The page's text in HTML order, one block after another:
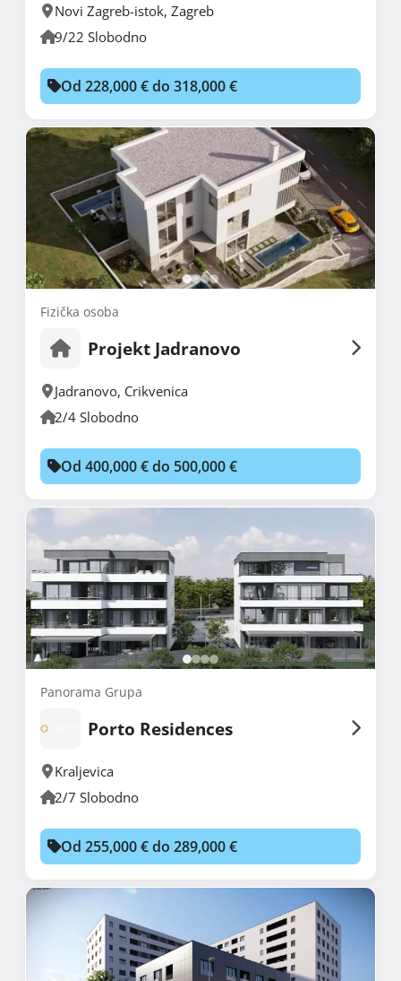
Novi Zagreb-istok, Zagreb
9/22 Slobodno
Od 228,000 € do 318,000 €
Fizička osoba
Projekt Jadranovo
Jadranovo, Crikvenica
2/4 Slobodno
Od 400,000 € do 500,000 €
Panorama Grupa
Porto Residences
Kraljevica
2/7 Slobodno
Od 255,000 € do 289,000 €